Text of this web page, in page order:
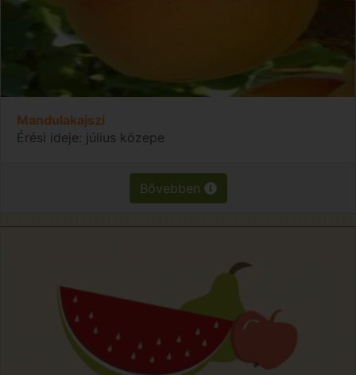
Mandulakajszi
Érési ideje: július közepe
Bővebben